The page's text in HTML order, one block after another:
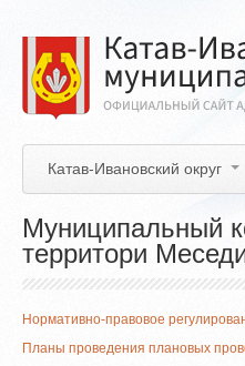
основному
содержанию
Катав-Ивановский округ
Муниципальный
территори
Нормативно-правовое
Планы проведения плановых